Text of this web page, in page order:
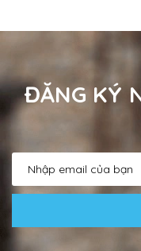
ĐĂNG KÝ